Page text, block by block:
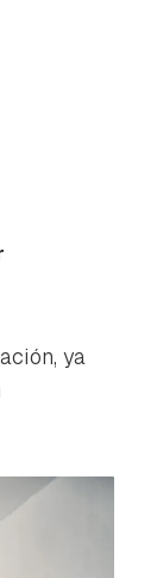
ya